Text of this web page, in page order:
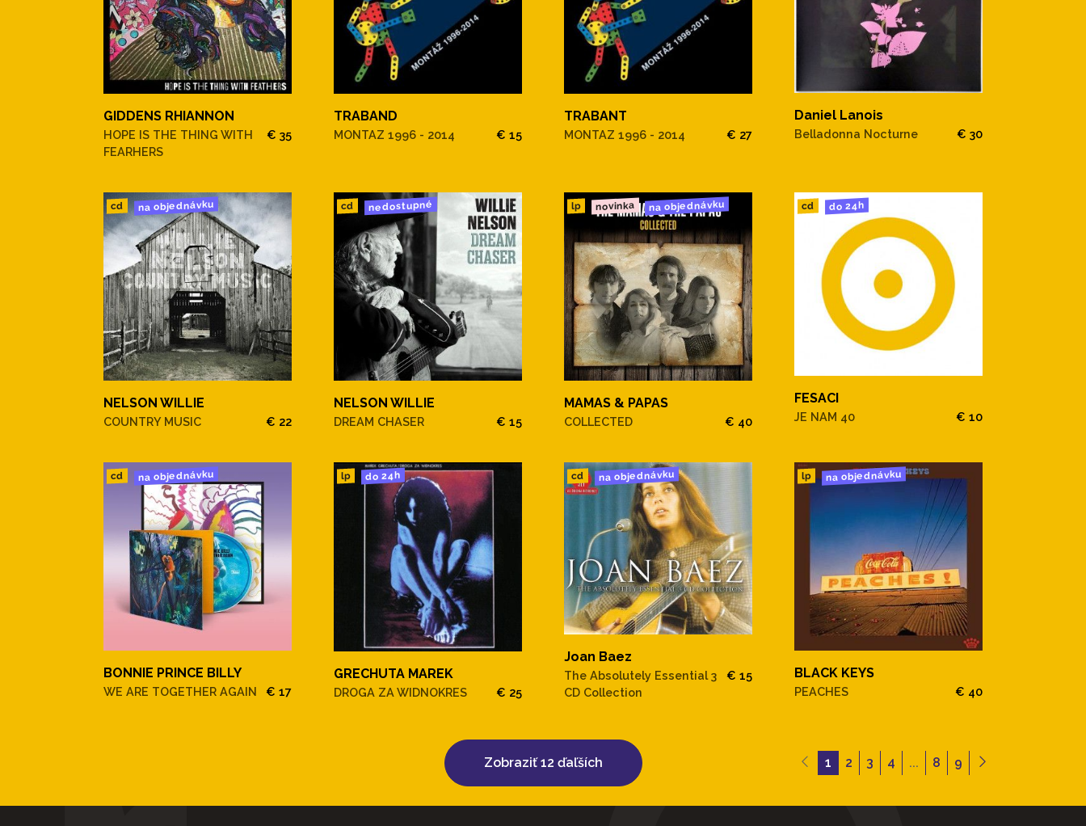
GIDDENS RHIANNON
HOPE IS THE THING WITH
FEARHERS
€ 35
TRABAND
MONTAZ 1996 - 2014 € 15
TRABANT
MONTAZ 1996 - 2014 € 27
Daniel Lanois
Belladonna Nocturne € 30
cd na objednávku
NELSON WILLIE
COUNTRY MUSIC € 22
cd nedostupné
NELSON WILLIE
DREAM CHASER € 15
lp novinka na objednávku
MAMAS & PAPAS
COLLECTED € 40
cd do 24h
FESACI
JE NAM 40 € 10
cd na objednávku
BONNIE PRINCE BILLY
WE ARE TOGETHER AGAIN € 17
lp do 24h
GRECHUTA MAREK
DROGA ZA WIDNOKRES € 25
cd na objednávku
Joan Baez
The Absolutely Essential 3
CD Collection
€ 15
lp na objednávku
BLACK KEYS
PEACHES € 40
Zobraziť 12 ďaľších 1 2 3 4 ... 8 9